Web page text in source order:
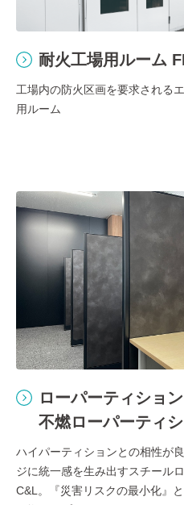
耐火工場用ルーム
工場内の防火区画を要求される
用ルーム
ローパーティショ
不燃ローパーティ
ハイパーティションとの相性が
ジに統一感を生み出すスチール
C&L。『災害リスクの最小化』